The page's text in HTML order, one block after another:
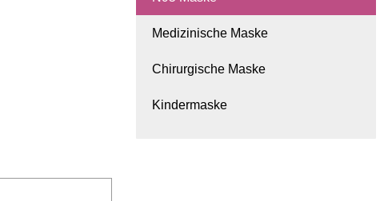
Medizinische Maske
Chirurgische Maske
Kindermaske